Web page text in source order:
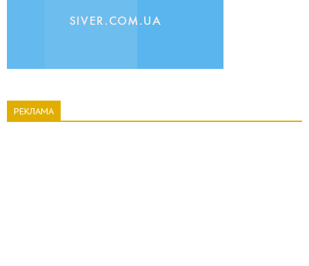
РЕКЛАМА